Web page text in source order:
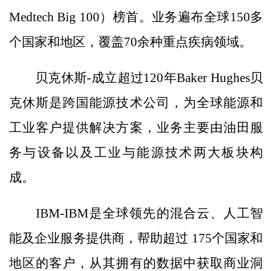
Medtech Big 100）榜首。业务遍布全球150多
个国家和地区，覆盖70余种重点疾病领域。
贝克休斯-成立超过120年Baker Hughes贝
克休斯是跨国能源技术公司，为全球能源和
工业客户提供解决方案，业务主要由油田服
务与设备以及工业与能源技术两大板块构
成。
IBM-IBM是全球领先的混合云、人工智
能及企业服务提供商，帮助超过 175个国家和
地区的客户，从其拥有的数据中获取商业洞